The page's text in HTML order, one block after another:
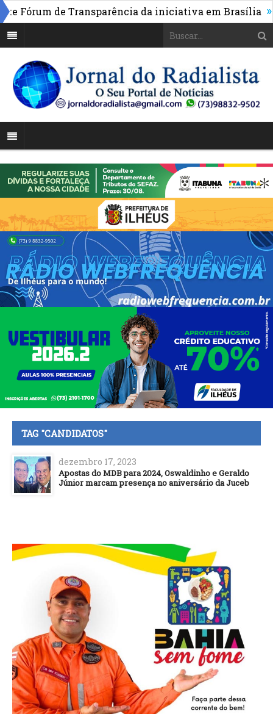
de Transparência da iniciativa em Brasília »
TAG "CANDIDATOS"
dezembro 17, 2023
Apostas do MDB para 2024, Oswaldinho e Geraldo
Júnior marcam presença no aniversário da Juceb